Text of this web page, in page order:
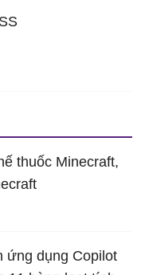
thuốc Minecraft,
ứng dụng Copilot